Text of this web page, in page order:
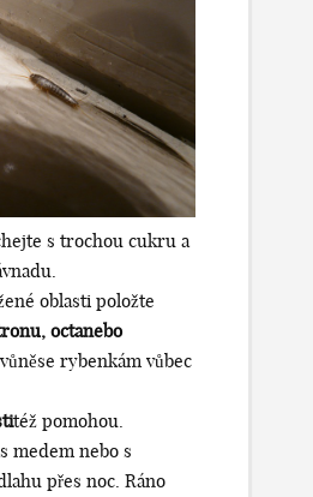
s trochou cukru a
oblasti položte
, octanebo
rybenkám vůbec
též pomohou.
medem nebo s
přes noc. Ráno